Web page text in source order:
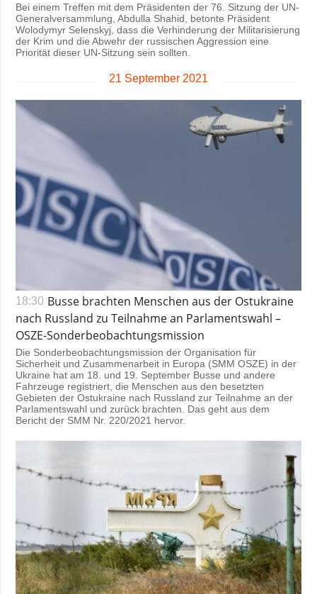
Bei einem Treffen mit dem Präsidenten der 76. Sitzung der UN-
Generalversammlung, Abdulla Shahid, betonte Präsident
Wolodymyr Selenskyj, dass die Verhinderung der Militarisierung
der Krim und die Abwehr der russischen Aggression eine
Priorität dieser UN-Sitzung sein sollten.
21 September 2021
18:30 Busse brachten Menschen aus der Ostukraine
nach Russland zu Teilnahme an Parlamentswahl –
OSZE-Sonderbeobachtungsmission
Die Sonderbeobachtungsmission der Organisation für
Sicherheit und Zusammenarbeit in Europa (SMM OSZE) in der
Ukraine hat am 18. und 19. September Busse und andere
Fahrzeuge registriert, die Menschen aus den besetzten
Gebieten der Ostukraine nach Russland zur Teilnahme an der
Parlamentswahl und zurück brachten. Das geht aus dem
Bericht der SMM Nr. 220/2021 hervor.